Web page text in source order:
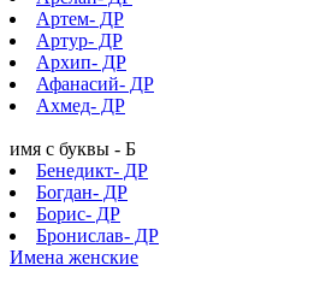
Артем- ДР
Артур- ДР
Архип- ДР
Афанасий- ДР
Ахмед- ДР
имя с буквы - Б
Бенедикт- ДР
Богдан- ДР
Борис- ДР
Бронислав- ДР
Имена женские